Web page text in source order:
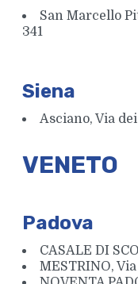
San Marcello
341
Siena
Asciano, Via
VENETO
Padova
CASALE DI
MESTRINO,